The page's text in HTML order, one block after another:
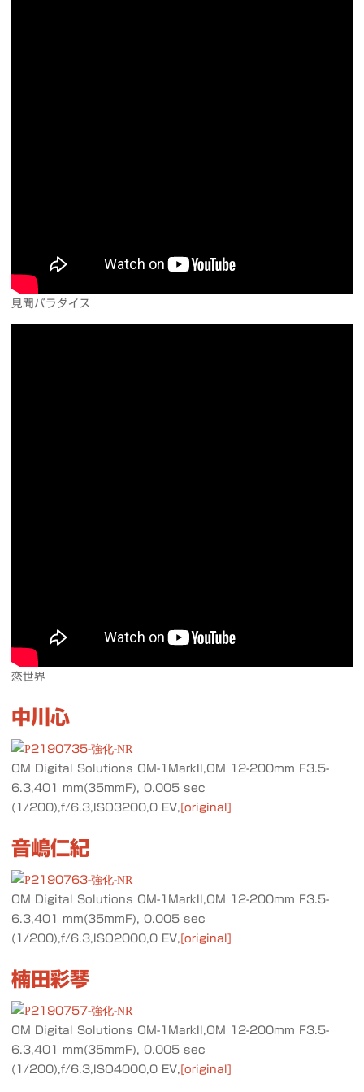
見聞パラダイス
恋世界
中川心
OM Digital Solutions OM-1MarkII,OM 12-200mm F3.5-
6.3,401 mm(35mmF), 0.005 sec
(1/200),f/6.3,ISO3200,0 EV, [original]
音嶋仁紀
OM Digital Solutions OM-1MarkII,OM 12-200mm F3.5-
6.3,401 mm(35mmF), 0.005 sec
(1/200),f/6.3,ISO2000,0 EV, [original]
楠田彩琴
OM Digital Solutions OM-1MarkII,OM 12-200mm F3.5-
6.3,401 mm(35mmF), 0.005 sec
(1/200),f/6.3,ISO4000,0 EV, [original]